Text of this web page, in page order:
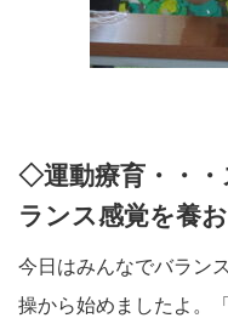
◇運動療育・・
ランス感覚を養お
今日はみんなでバラン
操から始めましたよ。